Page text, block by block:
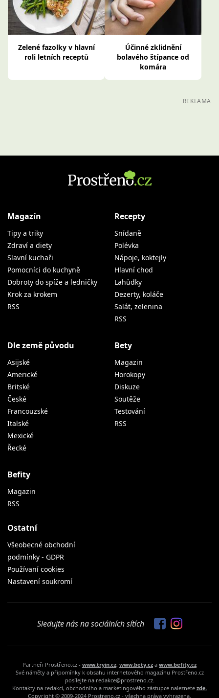
Zelené fazolky v hlavní
roli letních receptů
Účinné zklidnění
bolavého štípance od
komára
REKLAMA
Magazín
Tipy a triky
Zdraví a diety
Slavní kuchaři
Pomocníci do kuchyně
Dobroty do spíže a ledničky
Krok za krokem
RSS
Recepty
Snídaně
Polévka
Nápoje, koktejly
Hlavní chod
Lahůdky
Dezerty, koláče
Salát, zelenina
RSS
Dle země původu
Asijské
Americké
Britské
České
Francouzské
Italské
Mexické
Řecké
Bety
Magazin
Horokopy
Diskuze
Soutěže
Testování
RSS
Befity
Magazin
RSS
Ostatní
Všeobecné obchodní
podmínky - GDPR
Používaní cookies
Nastavení soukromí
Sledujte nás na sociálních sítích
Partneři Prostřeno.cz - www.tryin.cz, www.bety.cz a www.befity.cz
Své náměty a připomínky k obsahu internetového magazínu Prostřeno.cz
posílejte na redakce@prostreno.cz.
Kontakty na redakci, obchodního a marketingového zástupce naleznete zde.
Copyright © 2009-2024 Prostreno.cz - všechna práva vyhrazena.